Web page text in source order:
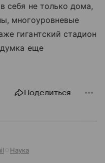
себя не только дома,
многоуровневые
гигантский стадион
еще
Поделиться
Наука